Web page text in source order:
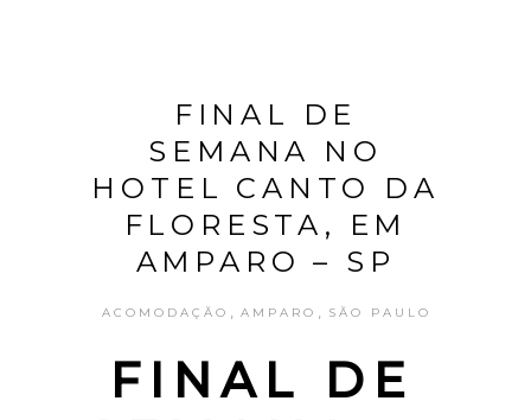
FINAL DE
SEMANA NO
HOTEL CANTO DA
FLORESTA, EM
AMPARO – SP
ACOMODAÇÃO AMPARO SÃO PAULO
FINAL DE